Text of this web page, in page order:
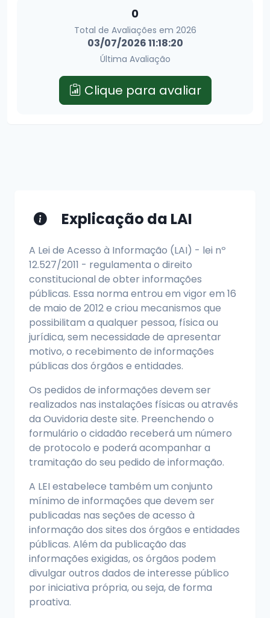
0
Total de Avaliações em 2026
03/07/2026 11:18:20
Última Avaliação
Clique para avaliar
Explicação da LAI
A Lei de Acesso à Informação (LAI) - lei nº
12.527/2011 - regulamenta o direito
constitucional de obter informações
públicas. Essa norma entrou em vigor em 16
de maio de 2012 e criou mecanismos que
possibilitam a qualquer pessoa, física ou
jurídica, sem necessidade de apresentar
motivo, o recebimento de informações
públicas dos órgãos e entidades.
Os pedidos de informações devem ser
realizados nas instalações físicas ou através
da Ouvidoria deste site. Preenchendo o
formulário o cidadão receberá um número
de protocolo e poderá acompanhar a
tramitação do seu pedido de informação.
A LEI estabelece também um conjunto
mínimo de informações que devem ser
publicadas nas seções de acesso à
informação dos sites dos órgãos e entidades
públicas. Além da publicação das
informações exigidas, os órgãos podem
divulgar outros dados de interesse público
por iniciativa própria, ou seja, de forma
proativa.